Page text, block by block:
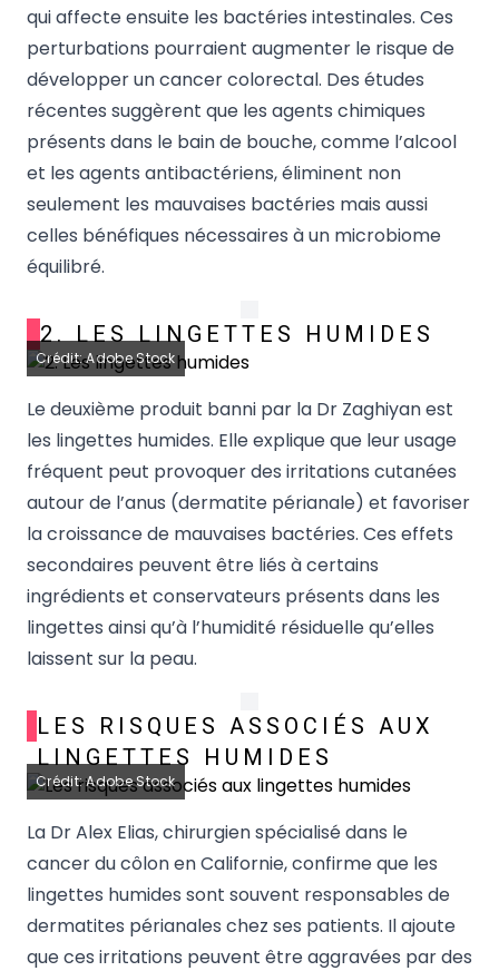
qui affecte ensuite les bactéries intestinales. Ces
perturbations pourraient augmenter le risque de
développer un cancer colorectal. Des études
récentes suggèrent que les agents chimiques
présents dans le bain de bouche, comme l’alcool
et les agents antibactériens, éliminent non
seulement les mauvaises bactéries mais aussi
celles bénéfiques nécessaires à un microbiome
équilibré.
2. LES LINGETTES HUMIDES
Crédit: Adobe Stock
Le deuxième produit banni par la Dr Zaghiyan est
les lingettes humides. Elle explique que leur usage
fréquent peut provoquer des irritations cutanées
autour de l’anus (dermatite périanale) et favoriser
la croissance de mauvaises bactéries. Ces effets
secondaires peuvent être liés à certains
ingrédients et conservateurs présents dans les
lingettes ainsi qu’à l’humidité résiduelle qu’elles
laissent sur la peau.
LES RISQUES ASSOCIÉS AUX
LINGETTES HUMIDES
Crédit: Adobe Stock
La Dr Alex Elias, chirurgien spécialisé dans le
cancer du côlon en Californie, confirme que les
lingettes humides sont souvent responsables de
dermatites périanales chez ses patients. Il ajoute
que ces irritations peuvent être aggravées par des